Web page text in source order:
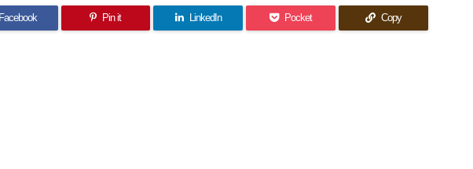
Facebook Pin it LinkedIn Pocket Copy